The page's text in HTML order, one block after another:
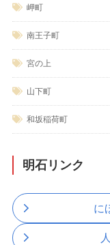
岬町
南王子町
宮の上
山下町
和坂稲荷町
明石リンク
に